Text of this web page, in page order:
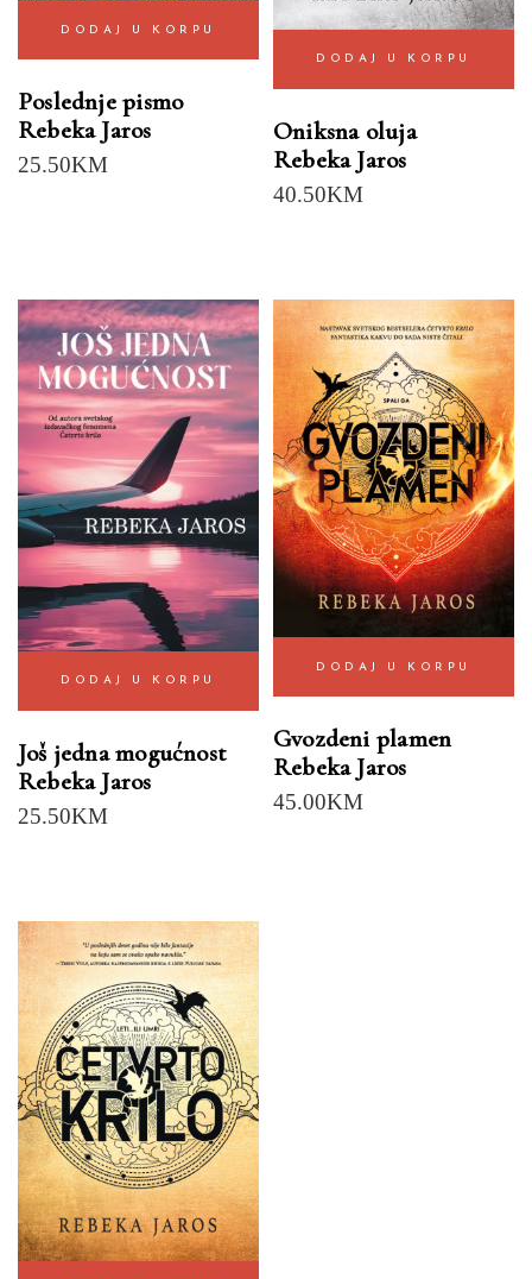
DODAJ U KORPU
Poslednje pismo
Rebeka Jaros
25.50KM
DODAJ U KORPU
Oniksna oluja
Rebeka Jaros
40.50KM
DODAJ U KORPU
Još jedna mogućnost
Rebeka Jaros
25.50KM
DODAJ U KORPU
Gvozdeni plamen
Rebeka Jaros
45.00KM